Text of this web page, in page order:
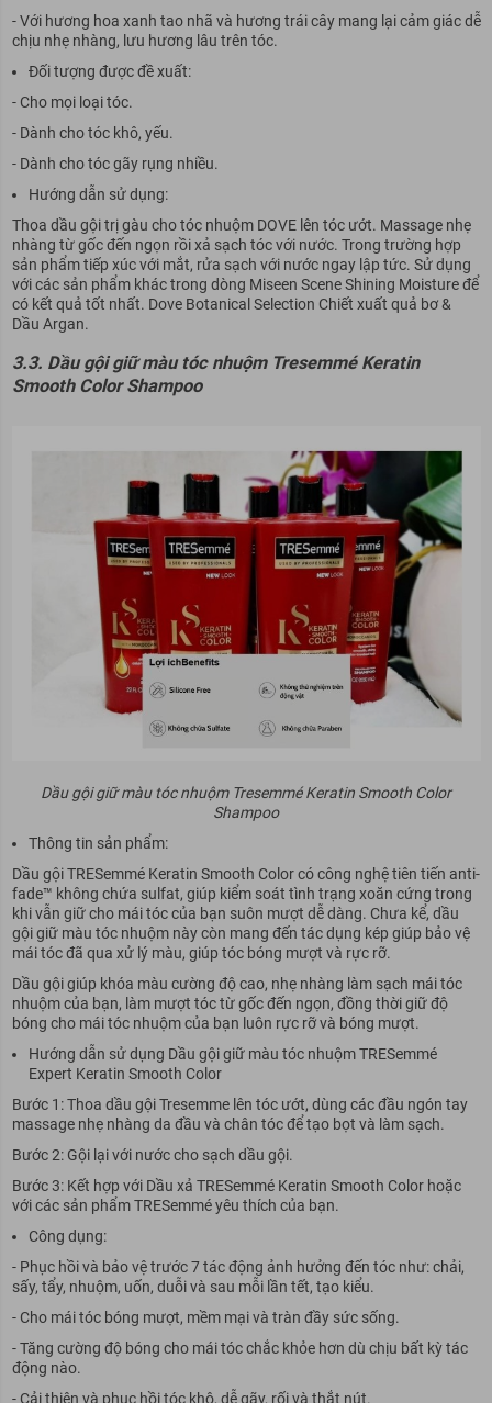
- Với hương hoa xanh tao nhã và hương trái cây mang lại cảm giác dễ
chịu nhẹ nhàng, lưu hương lâu trên tóc.
Đối tượng được đề xuất:
- Cho mọi loại tóc.
- Dành cho tóc khô, yếu.
- Dành cho tóc gãy rụng nhiều.
Hướng dẫn sử dụng:
Thoa dầu gội trị gàu cho tóc nhuộm DOVE lên tóc ướt. Massage nhẹ
nhàng từ gốc đến ngọn rồi xả sạch tóc với nước. Trong trường hợp
sản phẩm tiếp xúc với mắt, rửa sạch với nước ngay lập tức. Sử dụng
với các sản phẩm khác trong dòng Miseen Scene Shining Moisture để
có kết quả tốt nhất. Dove Botanical Selection Chiết xuất quả bơ &
Dầu Argan.
3.3. Dầu gội giữ màu tóc nhuộm Tresemmé Keratin
Smooth Color Shampoo
Dầu gội giữ màu tóc nhuộm Tresemmé Keratin Smooth Color
Shampoo
Thông tin sản phẩm:
Dầu gội TRESemmé Keratin Smooth Color có công nghệ tiên tiến anti-
fade™ không chứa sulfat, giúp kiểm soát tình trạng xoăn cứng trong
khi vẫn giữ cho mái tóc của bạn suôn mượt dễ dàng. Chưa kể, dầu
gội giữ màu tóc nhuộm này còn mang đến tác dụng kép giúp bảo vệ
mái tóc đã qua xử lý màu, giúp tóc bóng mượt và rực rỡ.
Dầu gội giúp khóa màu cường độ cao, nhẹ nhàng làm sạch mái tóc
nhuộm của bạn, làm mượt tóc từ gốc đến ngọn, đồng thời giữ độ
bóng cho mái tóc nhuộm của bạn luôn rực rỡ và bóng mượt.
Hướng dẫn sử dụng Dầu gội giữ màu tóc nhuộm TRESemmé
Expert Keratin Smooth Color
Bước 1: Thoa dầu gội Tresemme lên tóc ướt, dùng các đầu ngón tay
massage nhẹ nhàng da đầu và chân tóc để tạo bọt và làm sạch.
Bước 2: Gội lại với nước cho sạch dầu gội.
Bước 3: Kết hợp với Dầu xả TRESemmé Keratin Smooth Color hoặc
với các sản phẩm TRESemmé yêu thích của bạn.
Công dụng:
- Phục hồi và bảo vệ trước 7 tác động ảnh hưởng đến tóc như: chải,
sấy, tẩy, nhuộm, uốn, duỗi và sau mỗi lần tết, tạo kiểu.
- Cho mái tóc bóng mượt, mềm mại và tràn đầy sức sống.
- Tăng cường độ bóng cho mái tóc chắc khỏe hơn dù chịu bất kỳ tác
động nào.
- Cải thiện và phục hồi tóc khô, dễ gãy, rối và thắt nút.